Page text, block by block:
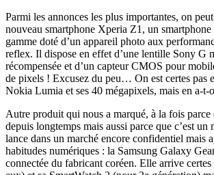
Parmi les annonces les plus importantes, on
nouveau smartphone Xperia Z1, un smartphone
gamme doté d’un appareil photo aux
reflex. Il dispose en effet d’une lentille Sony G
récompensée et d’un capteur CMOS pour
de pixels ! Excusez du peu… On est certes pas
Nokia Lumia et ses 40 mégapixels, mais en a-t-
Autre produit qui nous a marqué, à la fois parce
depuis longtemps mais aussi parce que c’est un
lance dans un marché encore confidentiel mais
habitudes numériques : la Samsung Galaxy
connectée du fabricant coréen. Elle arrive